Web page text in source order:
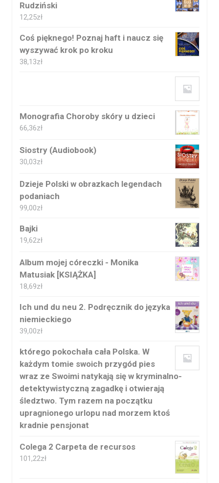
Rudziński
12,25zł
Coś pięknego! Poznaj haft i naucz się
wyszywać krok po kroku
38,13zł
Monografia Choroby skóry u dzieci
66,36zł
Siostry (Audiobook)
30,03zł
Dzieje Polski w obrazkach legendach
podaniach
99,00zł
Bajki
19,62zł
Album mojej córeczki - Monika
Matusiak [KSIĄŻKA]
18,69zł
Ich und du neu 2. Podręcznik do języka
niemieckiego
39,00zł
którego pokochała cała Polska. W
każdym tomie swoich przygód pies
wraz ze Swoimi natykają się w kryminalno-
detektywistyczną zagadkę i otwierają
śledztwo. Tym razem na początku
upragnionego urlopu nad morzem ktoś
kradnie pensjonat
Colega 2 Carpeta de recursos
101,22zł